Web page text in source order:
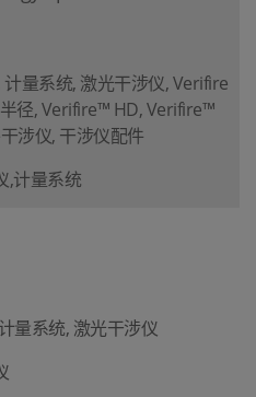
量系统, 激光干涉仪, Verifire
径, Verifire™ HD, Verifire™
涉仪, 干涉仪配件
,计量系统
量系统, 激光干涉仪